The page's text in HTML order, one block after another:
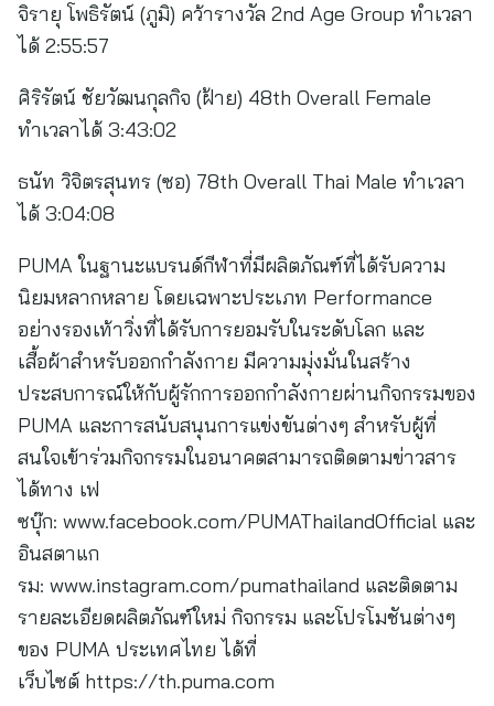
จิรายุ โพธิรัตน์ (ภูมิ) คว้ารางวัล 2nd Age Group ทำเวลา
ได้ 2:55:57
ศิริรัตน์ ชัยวัฒนกุลกิจ (ฝ้าย) 48th Overall Female
ทำเวลาได้ 3:43:02
ธนัท วิจิตรสุนทร (ซอ) 78th Overall Thai Male ทำเวลา
ได้ 3:04:08
PUMA ในฐานะแบรนด์กีฬาที่มีผลิตภัณฑ์ที่ได้รับความ
นิยมหลากหลาย โดยเฉพาะประเภท Performance
อย่างรองเท้าวิ่งที่ได้รับการยอมรับในระดับโลก และ
เสื้อผ้าสำหรับออกกำลังกาย มีความมุ่งมั่นในสร้าง
ประสบการณ์ให้กับผู้รักการออกกำลังกายผ่านกิจกรรมของ
PUMA และการสนับสนุนการแข่งขันต่างๆ สำหรับผู้ที่
สนใจเข้าร่วมกิจกรรมในอนาคตสามารถติดตามข่าวสาร
ได้ทาง เฟ
ซบุ๊ก: www.facebook.com/PUMAThailandOfficial และ
อินสตาแก
รม: www.instagram.com/pumathailand และติดตาม
รายละเอียดผลิตภัณฑ์ใหม่ กิจกรรม และโปรโมชันต่างๆ
ของ PUMA ประเทศไทย ได้ที่
เว็บไซต์ https://th.puma.com